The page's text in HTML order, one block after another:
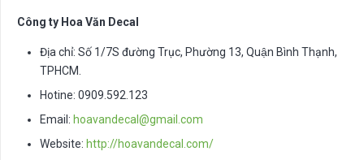
Công ty Hoa Văn Decal
Địa chỉ: Số 1/7S đường Trục, Phường 13, Quận Bình Thạnh,
TPHCM.
Hotine: 0909.592.123
Email: hoavandecal@gmail.com
Website: http://hoavandecal.com/